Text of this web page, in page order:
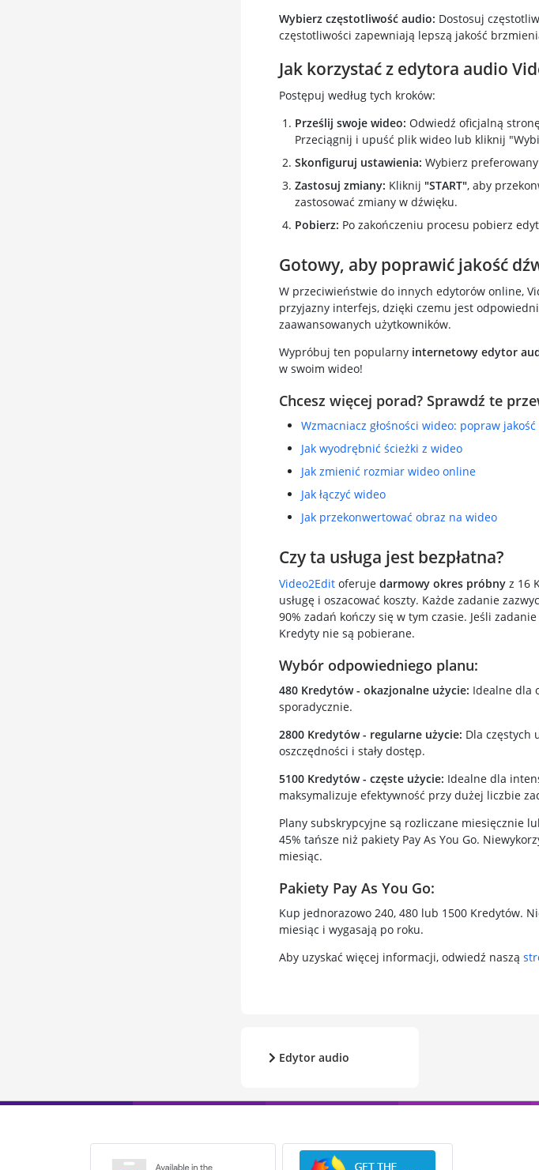
Wybierz częstotliwość audio: Dostosuj
częstotliwości zapewniają lepszą jakość
Jak korzystać z edytora audio
Postępuj według tych kroków:
Prześlij swoje wideo: Odwiedź oficjalną
Przeciągnij i upuść plik wideo lub kliknij
Skonfiguruj ustawienia: Wybierz
Zastosuj zmiany: Kliknij "START", aby
zastosować zmiany w dźwięku.
Pobierz: Po zakończeniu procesu pobierz
Gotowy, aby poprawić jakość
W przeciwieństwie do innych edytorów online,
przyjazny interfejs, dzięki czemu jest
zaawansowanych użytkowników.
Wypróbuj ten popularny internetowy edytor
w swoim wideo!
Chcesz więcej porad? Sprawdź te
Wzmacniacz głośności wideo: popraw
Jak wyodrębnić ścieżki z wideo
Jak zmienić rozmiar wideo online
Jak łączyć wideo
Jak przekonwertować obraz na wideo
Czy ta usługa jest bezpłatna?
Video2Editoferuje darmowy okres próbnyz 16
usługę i oszacować koszty. Każde zadanie
90% zadań kończy się w tym czasie. Jeśli
Kredyty nie są pobierane.
Wybór odpowiedniego planu:
480 Kredytów - okazjonalne użycie: Idealne dla
sporadycznie.
2800 Kredytów - regularne użycie: Dla częstych
oszczędności i stały dostęp.
5100 Kredytów - częste użycie: Idealne dla
maksymalizuje efektywność przy dużej liczbie
Plany subskrypcyjne są rozliczane miesięcznie
45% tańsze niż pakiety Pay As You Go.
miesiąc.
Pakiety Pay As You Go:
Kup jednorazowo 240, 480 lub 1500 Kredytów.
miesiąc i wygasają po roku.
Aby uzyskać więcej informacji, odwiedź naszą
Edytor audio